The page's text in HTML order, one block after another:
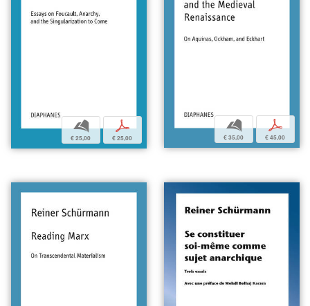
b
€ 25,00
p
€ 25,00
b
€ 35,00
p
€ 45,00